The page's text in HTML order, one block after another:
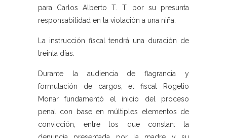
para Carlos Alberto T. T. por su presunta
responsabilidad en la violación a una niña.
La instrucción fiscal tendrá una duración de
treinta días.
Durante la audiencia de flagrancia y
formulación de cargos, el fiscal Rogelio
Monar fundamentó el inicio del proceso
penal con base en múltiples elementos de
convicción, entre los que constan: la